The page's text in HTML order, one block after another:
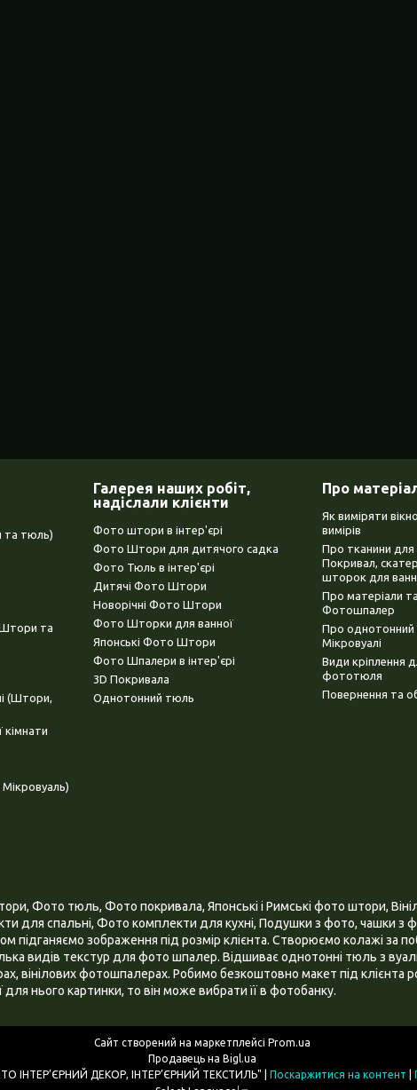
та тюль)
та
(Штори,
Галерея наших робіт,
надіслали клієнти
Фото штори в інтер'єрі
Фото Штори для дитячого садка
Фото Тюль в інтер'єрі
Дитячі Фото Штори
Новорічні Фото Штори
Фото Шторки для ванної
Японські Фото Штори
Фото Шпалери в інтер'єрі
3D Покривала
Однотонний тюль
Про
Як виміряти
вимірів
Про тканини
Покривал,
шторок для
Про матеріали
Фотошпалер
Про однотонний
Мікровуалі
Види кріплення
фототюля
Повернення та
Фото тюль, Фото покривала, Японські і Римські фото штори,
для спальні, Фото комплекти для кухні, Подушки з фото, чашки з
підганяємо зображення під розмір клієнта. Створюємо колажі за
видів текстур для фото шпалер. Відшиває однотонні тюль з
вінілових фотошпалерах. Робимо безкоштовно макет під клієнта
нього картинки, то він може вибрати її в фотобанку.
Сайт створений на маркетплейсі Prom.ua
Продавець на Bigl.ua
Поскаржитися на контент